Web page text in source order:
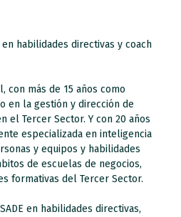
habilidades directivas y coach
con más de 15 años como
en la gestión y dirección de
el Tercer Sector. Y con 20 años
especializada en inteligencia
y equipos y habilidades
de escuelas de negocios,
formativas del Tercer Sector.
en habilidades directivas,